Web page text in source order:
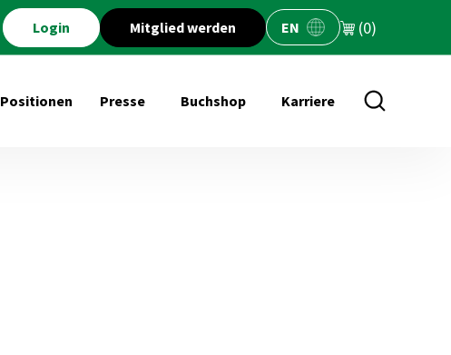
Login Mitglied werden EN (0)
Positionen Presse Buchshop
Untermenü öffnen für
Karriere